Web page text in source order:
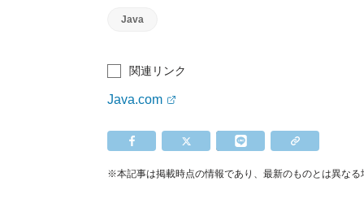
Java
関連リンク
Java.com
※本記事は掲載時点の情報であり、最新のものとは異な